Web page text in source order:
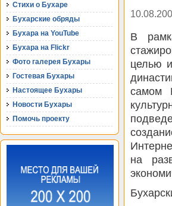
Стихи о Бухаре
Бухарские обряды
Бухара на YouTube
Бухара на Flickr
Фото галерея Бухары
Гостевая Бухары
Настоящее Бухары
Новости Бухары
Помочь проекту
В
целью
самом
на